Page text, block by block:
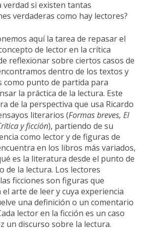
verdad si existen tantas
verdaderas como hay lectores?
aquí la tarea de repasar el
de lector en la crítica
reflexionar sobre ciertos casos de
dentro de los textos y
como punto de partida para
la práctica de la lectura. Este
de la perspectiva que usa Ricardo
literarios (Formas breves, El
y ficción), partiendo de su
como lector y de figuras de
en los libros más variados,
es la literatura desde el punto de
de la lectura. Los lectores
ficciones son figuras que
arte de leer y cuya experiencia
una definición o un comentario
lector en la ficción es un caso
un discurso sobre la lectura.